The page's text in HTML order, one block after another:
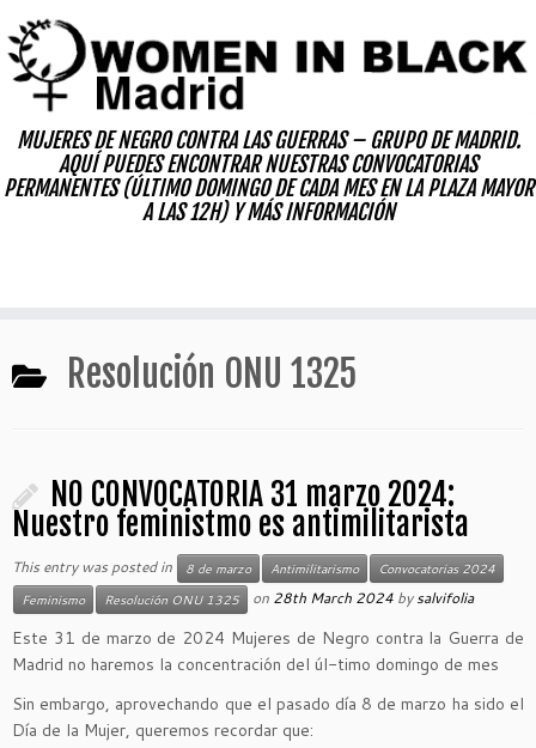
to
content
MUJERES DE NEGRO CONTRA LAS GUERRAS – GRUPO DE MADRID.
AQUÍ PUEDES ENCONTRAR NUESTRAS CONVOCATORIAS
PERMANENTES (ÚLTIMO DOMINGO DE CADA MES EN LA PLAZA MAYOR
A LAS 12H) Y MÁS INFORMACIÓN
Resolución ONU 1325
NO CONVOCATORIA 31 marzo 2024:
Nuestro feministmo es antimilitarista
This entry was posted in 8 de marzo Antimilitarismo
Convocatorias 2024
Feminismo
Resolución ONU 1325 on 28th March 2024 bysalvifolia
Este 31 de marzo de 2024 Mujeres de Negro contra la Guerra de
Madrid no haremos la concentración del úl-timo domingo de mes
Sin embargo, aprovechando que el pasado día 8 de marzo ha sido el
Día de la Mujer, queremos recordar que: